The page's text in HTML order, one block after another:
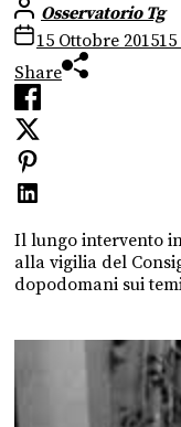
Osservatorio Tg
15 Ottobre 2015
Share
Il lungo intervento
alla vigilia del
dopodomani sui